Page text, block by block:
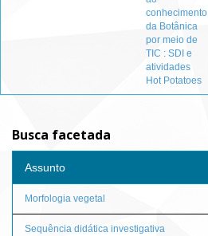
conhecimento
da Botânica
por meio de
TIC : SDI e
atividades
Hot Potatoes
Busca facetada
Assunto
Morfologia vegetal
Sequência didática investigativa